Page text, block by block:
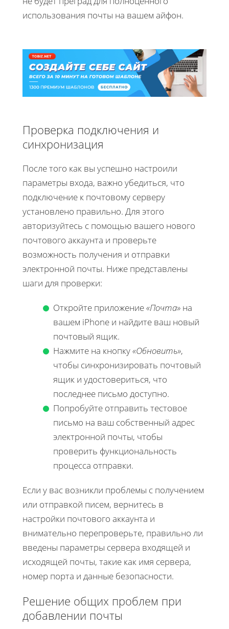
использования почты на вашем айфон.
Проверка подключения и
синхронизация
После того как вы успешно настроили
параметры входа, важно убедиться, что
подключение к почтовому серверу
установлено правильно. Для этого
авторизуйтесь с помощью вашего нового
почтового аккаунта и проверьте
возможность получения и отправки
электронной почты. Ниже представлены
шаги для проверки:
Откройте приложение«Почта» на
вашем iPhone и найдите ваш новый
почтовый ящик.
Нажмите на кнопку«Обновить»,
чтобы синхронизировать почтовый
ящик и удостовериться, что
последнее письмо доступно.
Попробуйте отправить тестовое
письмо на ваш собственный адрес
электронной почты, чтобы
проверить функциональность
процесса отправки.
Если у вас возникли проблемы с получением
или отправкой писем, вернитесь в
настройки почтового аккаунта и
внимательно перепроверьте, правильно ли
введены параметры сервера входящей и
исходящей почты, такие как имя сервера,
номер порта и данные безопасности.
Решение общих проблем при
добавлении почты